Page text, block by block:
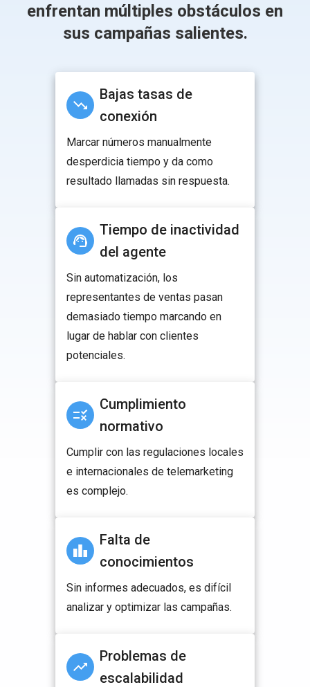
enfrentan múltiples obstáculos en
sus campañas salientes.
Bajas tasas de
conexión
Marcar números manualmente
desperdicia tiempo y da como
resultado llamadas sin respuesta.
Tiempo de inactividad
del agente
Sin automatización, los
representantes de ventas pasan
demasiado tiempo marcando en
lugar de hablar con clientes
potenciales.
Cumplimiento
normativo
Cumplir con las regulaciones locales
e internacionales de telemarketing
es complejo.
Falta de
conocimientos
Sin informes adecuados, es difícil
analizar y optimizar las campañas.
Problemas de
escalabilidad